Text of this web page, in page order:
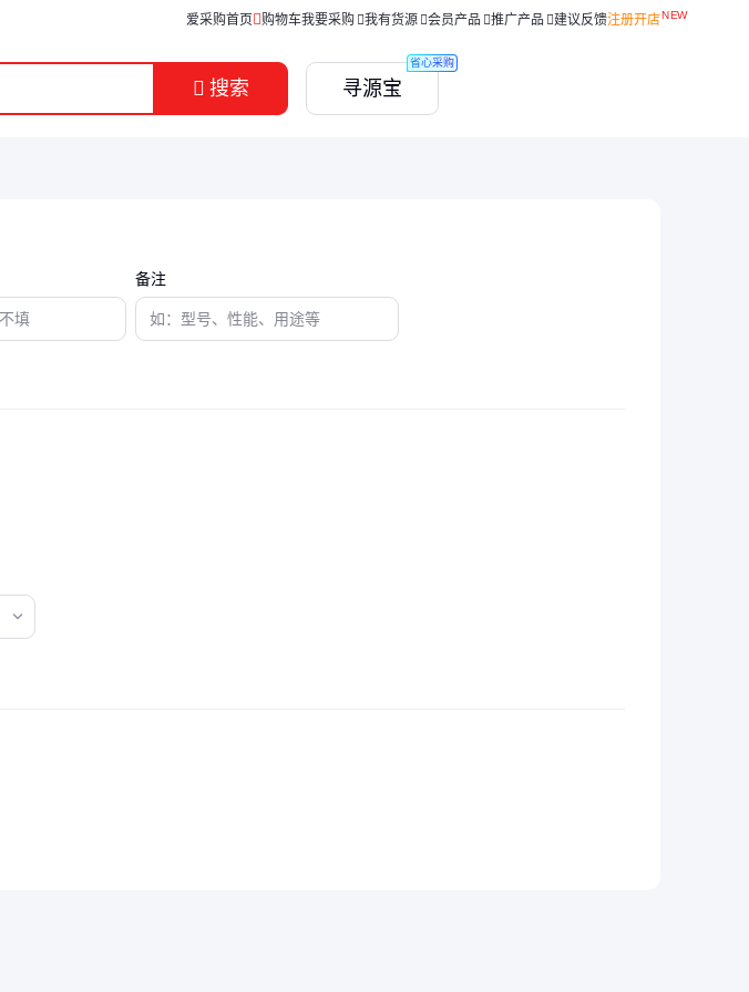
爱采购首页 购物车我要采购 我有货源 会员产品 推广产品 建议反馈注册开店
搜索 寻源宝
省心采购
备注